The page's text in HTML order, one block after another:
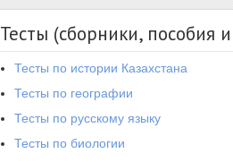
Тесты (сборники, пособия
Тесты по истории Казахстана
Тесты по географии
Тесты по русскому языку
Тесты по биологии